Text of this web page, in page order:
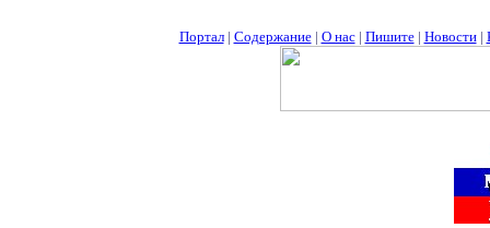
Портал| Содержание| О нас| Пишите| Новости|